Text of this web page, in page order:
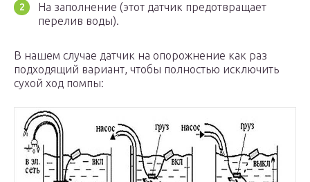
На заполнение (этот датчик предотвращает
перелив воды).
В нашем случае датчик на опорожнение как раз
подходящий вариант, чтобы полностью исключить
сухой ход помпы: